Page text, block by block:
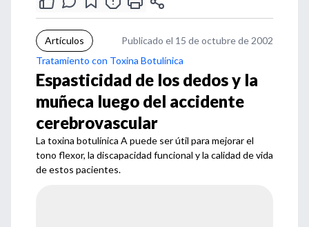
Artículos
Publicado el 15 de octubre de 2002
Tratamiento con Toxina Botulínica
Espasticidad de los dedos y la
muñeca luego del accidente
cerebrovascular
La toxina botulínica A puede ser útil para mejorar el
tono flexor, la discapacidad funcional y la calidad de vida
de estos pacientes.